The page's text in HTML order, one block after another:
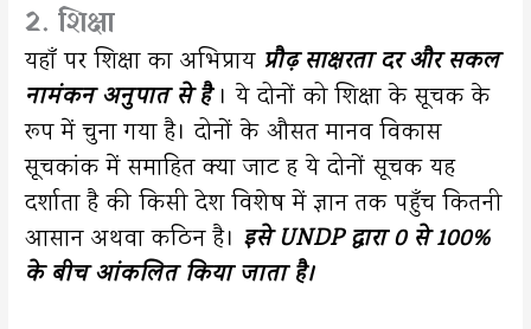
2. शिक्षा
यहाँ पर शिक्षा का अभिप्राय प्रौढ़ साक्षरता दर और सकल
नामंकन अनुपात से है। ये दोनों को शिक्षा के सूचक के
रूप में चुना गया है। दोनों के औसत मानव विकास
सूचकांक में समाहित क्या जाट ह ये दोनों सूचक यह
दर्शाता है की किसी देश विशेष में ज्ञान तक पहुँच कितनी
आसान अथवा कठिन है। इसे UNDP द्वारा 0 से 100%
के बीच आंकलित किया जाता है।